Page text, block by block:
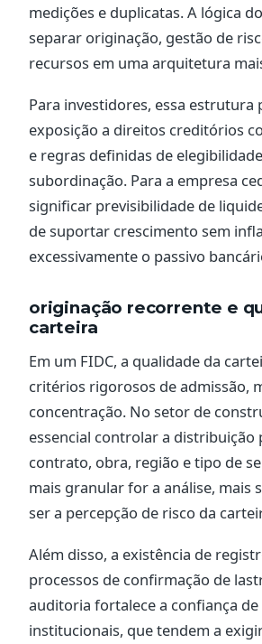
medições e duplicatas. A lógica
separar originação, gestão de
recursos em uma arquitetura
Para investidores, essa estrutura
exposição a direitos creditórios
e regras definidas de
subordinação. Para a empresa
significar previsibilidade de
de suportar crescimento sem
excessivamente o passivo
originação recorrente e
carteira
Em um FIDC, a qualidade da
critérios rigorosos de admissão,
concentração. No setor de
essencial controlar a distribuição
contrato, obra, região e tipo de
mais granular for a análise, mais
ser a percepção de risco da
Além disso, a existência de
processos de confirmação de
auditoria fortalece a confiança
institucionais, que tendem a